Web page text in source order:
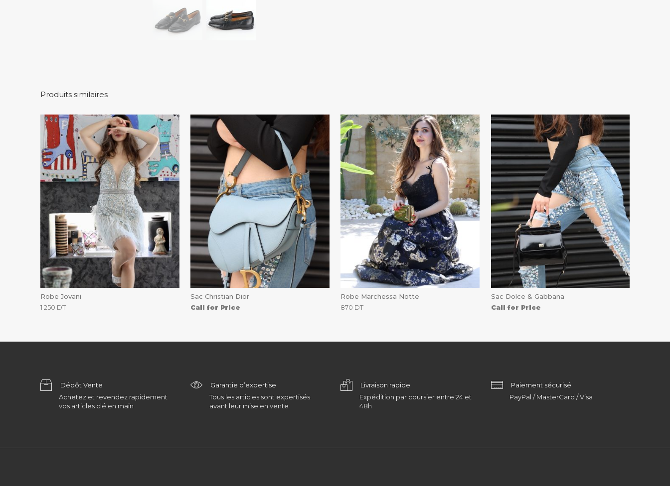
Produits similaires
Robe Jovani
1 250 DT
Sac Christian Dior
Call for Price
Robe Marchessa Notte
870 DT
Sac Dolce & Gabbana
Call for Price
Dépôt Vente
Achetez et revendez rapidement
vos articles clé en main
Garantie d’expertise
Tous les articles sont expertisés
avant leur mise en vente
Livraison rapide
Expédition par coursier entre 24 et
48h
Paiement sécurisé
PayPal / MasterCard / Visa